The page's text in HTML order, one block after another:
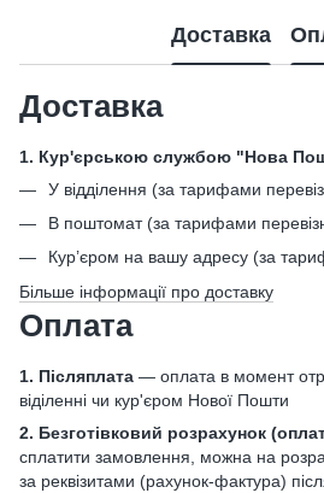
Доставка
Доставка
1. Кур'єрською службою "Нова
У відділення (за тарифами
В поштомат (за тарифами
Кур’єром на вашу адресу (за
Більше інформації про доставку
Оплата
1. Післяплата — оплата в момент
віділенні чи кур'єром Нової Пошти
2. Безготівковий розрахунок
сплатити замовлення, можна на
за реквізитами (рахунок-фактура)